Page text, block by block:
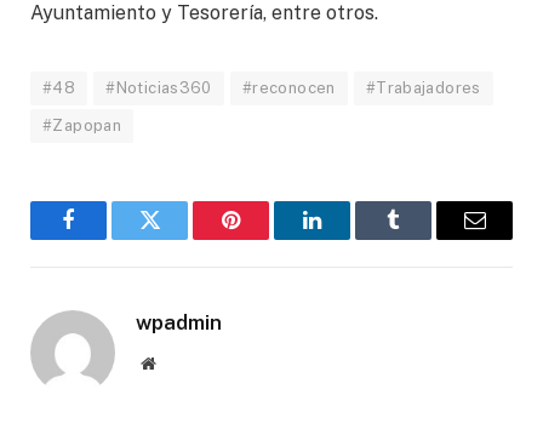
Ayuntamiento y Tesorería, entre otros.
#48 #Noticias360 #reconocen #Trabajadores
#Zapopan
FacebookTwitter Pinterest LinkedInTumblr Email
wpadmin
Website